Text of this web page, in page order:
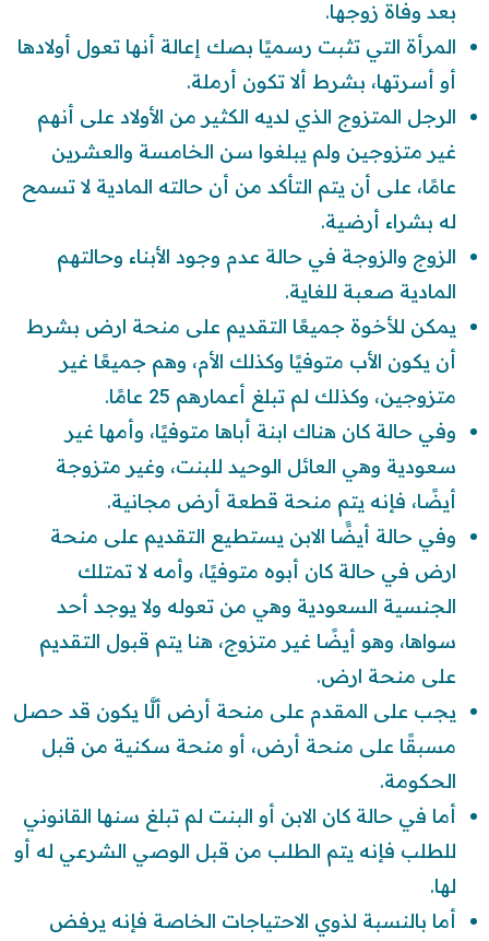
بعد وفاة زوجها.
المرأة التي تثبت رسميًا بصك إعالة أنها تعول أولادها
أو أسرتها، بشرط ألا تكون أرملة.
الرجل المتزوج الذي لديه الكثير من الأولاد على أنهم
غير متزوجين ولم يبلغوا سن الخامسة والعشرين
عامًا، على أن يتم التأكد من أن حالته المادية لا تسمح
له بشراء أرضية.
الزوج والزوجة في حالة عدم وجود الأبناء وحالتهم
المادية صعبة للغاية.
يمكن للأخوة جميعًا التقديم على منحة ارض بشرط
أن يكون الأب متوفيًا وكذلك الأم، وهم جميعًا غير
متزوجين، وكذلك لم تبلغ أعمارهم 25 عامًا.
وفي حالة كان هناك ابنة أباها متوفيًا، وأمها غير
سعودية وهي العائل الوحيد للبنت، وغير متزوجة
أيضًا، فإنه يتم منحة قطعة أرض مجانية.
وفي حالة أيضًَا الابن يستطيع التقديم على منحة
ارض في حالة كان أبوه متوفيًا، وأمه لا تمتلك
الجنسية السعودية وهي من تعوله ولا يوجد أحد
سواها، وهو أيضًا غير متزوج، هنا يتم قبول التقديم
على منحة ارض.
يجب على المقدم على منحة أرض ألَّا يكون قد حصل
مسبقًا على منحة أرض، أو منحة سكنية من قبل
الحكومة.
أما في حالة كان الابن أو البنت لم تبلغ سنها القانوني
للطلب فإنه يتم الطلب من قبل الوصي الشرعي له أو
لها.
أما بالنسبة لذوي الاحتياجات الخاصة فإنه يرفض